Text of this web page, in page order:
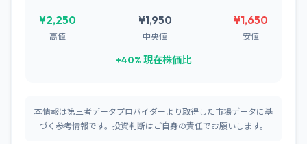
¥2,250
高値
¥1,950
中央値
¥1,650
安値
+40% 現在株価比
本情報は第三者データプロバイダーより取得した市場データに基
づく参考情報です。投資判断はご自身の責任でお願いします。